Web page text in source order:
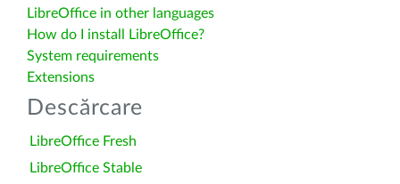
LibreOffice in other languages
How do I install LibreOffice?
System requirements
Extensions
Descărcare
LibreOffice Fresh
LibreOffice Stable